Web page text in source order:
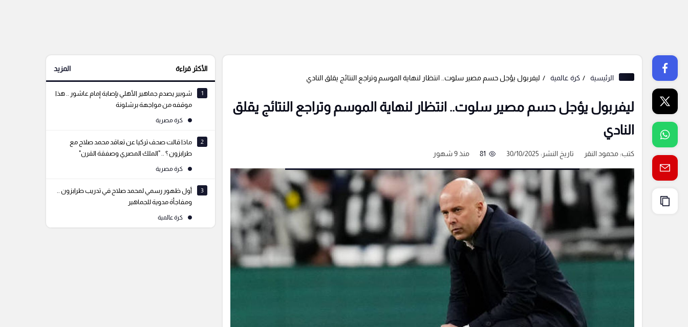
الرئيسية كرة عالمية ليفربول يؤجل حسم مصير سلوت.. انتظار لنهاية الموسم وتراجع النتائج يقلق النادي
ليفربول يؤجل حسم مصير سلوت.. انتظار لنهاية الموسم وتراجع النتائج يقلق
النادي
كتب:محمود النقر تاريخ النشر: 30/10/2025 81 منذ 9 شهور
الأكثر قراءة المزيد
1
شوبير يصدم جماهير الأهلي بإصابة إمام عاشور .. هذا
موقفه من مواجهة برشلونة
كرة مصرية
2
ماذا قالت صحف تركيا عن تعاقد محمد صلاح مع
طرابزون ؟ .. "الملك المصري وصفقة القرن"
كرة مصرية
3
أول ظهور رسمي لمحمد صلاح في تدريب طرابزون ..
ومفاجأة مدوية للجماهير
كرة عالمية